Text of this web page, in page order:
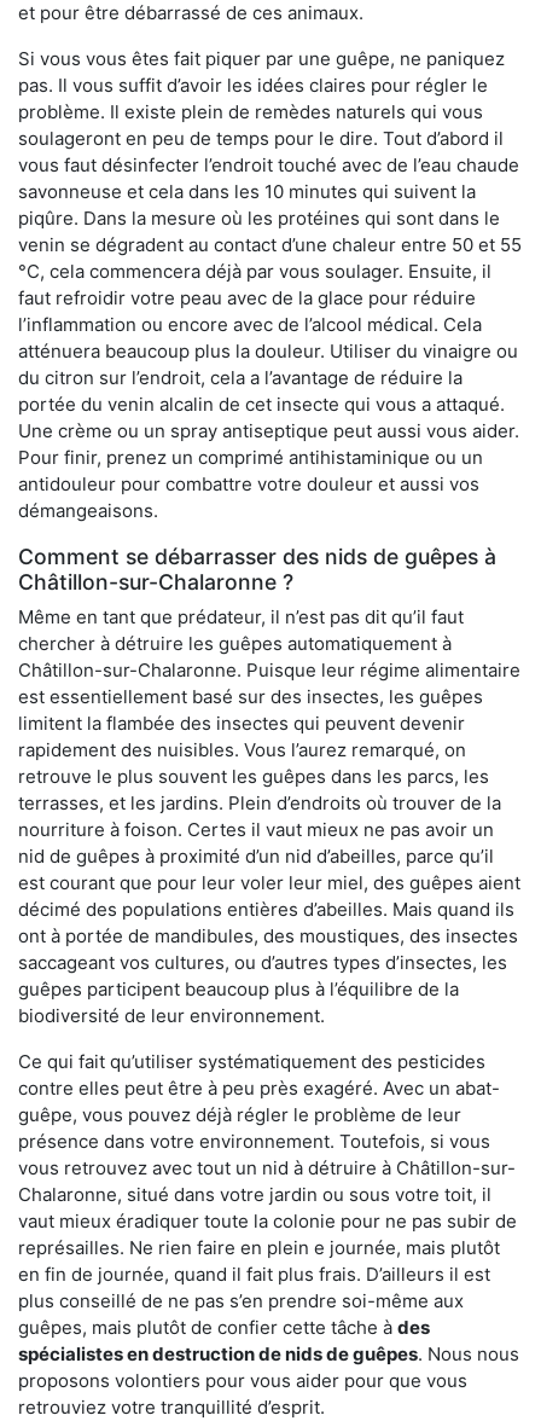
et pour être débarrassé de ces animaux.
Si vous vous êtes fait piquer par une guêpe, ne paniquez
pas. Il vous suffit d’avoir les idées claires pour régler le
problème. Il existe plein de remèdes naturels qui vous
soulageront en peu de temps pour le dire. Tout d’abord il
vous faut désinfecter l’endroit touché avec de l’eau chaude
savonneuse et cela dans les 10 minutes qui suivent la
piqûre. Dans la mesure où les protéines qui sont dans le
venin se dégradent au contact d’une chaleur entre 50 et 55
°C, cela commencera déjà par vous soulager. Ensuite, il
faut refroidir votre peau avec de la glace pour réduire
l’inflammation ou encore avec de l’alcool médical. Cela
atténuera beaucoup plus la douleur. Utiliser du vinaigre ou
du citron sur l’endroit, cela a l’avantage de réduire la
portée du venin alcalin de cet insecte qui vous a attaqué.
Une crème ou un spray antiseptique peut aussi vous aider.
Pour finir, prenez un comprimé antihistaminique ou un
antidouleur pour combattre votre douleur et aussi vos
démangeaisons.
Comment se débarrasser des nids de guêpes à
Châtillon-sur-Chalaronne ?
Même en tant que prédateur, il n’est pas dit qu’il faut
chercher à détruire les guêpes automatiquement à
Châtillon-sur-Chalaronne. Puisque leur régime alimentaire
est essentiellement basé sur des insectes, les guêpes
limitent la flambée des insectes qui peuvent devenir
rapidement des nuisibles. Vous l’aurez remarqué, on
retrouve le plus souvent les guêpes dans les parcs, les
terrasses, et les jardins. Plein d’endroits où trouver de la
nourriture à foison. Certes il vaut mieux ne pas avoir un
nid de guêpes à proximité d’un nid d’abeilles, parce qu’il
est courant que pour leur voler leur miel, des guêpes aient
décimé des populations entières d’abeilles. Mais quand ils
ont à portée de mandibules, des moustiques, des insectes
saccageant vos cultures, ou d’autres types d’insectes, les
guêpes participent beaucoup plus à l’équilibre de la
biodiversité de leur environnement.
Ce qui fait qu’utiliser systématiquement des pesticides
contre elles peut être à peu près exagéré. Avec un abat-
guêpe, vous pouvez déjà régler le problème de leur
présence dans votre environnement. Toutefois, si vous
vous retrouvez avec tout un nid à détruire à Châtillon-sur-
Chalaronne, situé dans votre jardin ou sous votre toit, il
vaut mieux éradiquer toute la colonie pour ne pas subir de
représailles. Ne rien faire en plein e journée, mais plutôt
en fin de journée, quand il fait plus frais. D’ailleurs il est
plus conseillé de ne pas s’en prendre soi-même aux
guêpes, mais plutôt de confier cette tâche à des
spécialistes en destruction de nids de guêpes. Nous nous
proposons volontiers pour vous aider pour que vous
retrouviez votre tranquillité d’esprit.